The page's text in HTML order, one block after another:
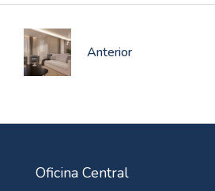
Anterior
Oficina Central